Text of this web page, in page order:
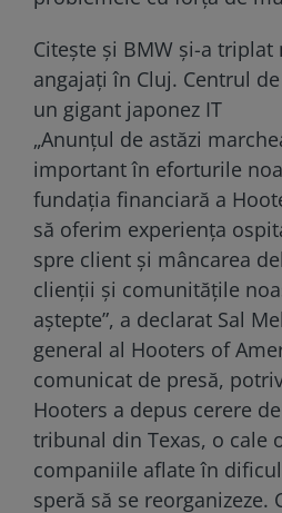
Citește și BMW și-a
angajați în Cluj. Centrul
un gigant japonez IT
„Anunțul de astăzi
important în eforturile
fundația financiară a
să oferim experiența
spre client și mâncarea
clienții și comunitățile
aștepte”, a declarat Sal
general al Hooters of
comunicat de presă,
Hooters a depus cerere
tribunal din Texas, o cale
companiile aflate în
speră să se reorganizeze.